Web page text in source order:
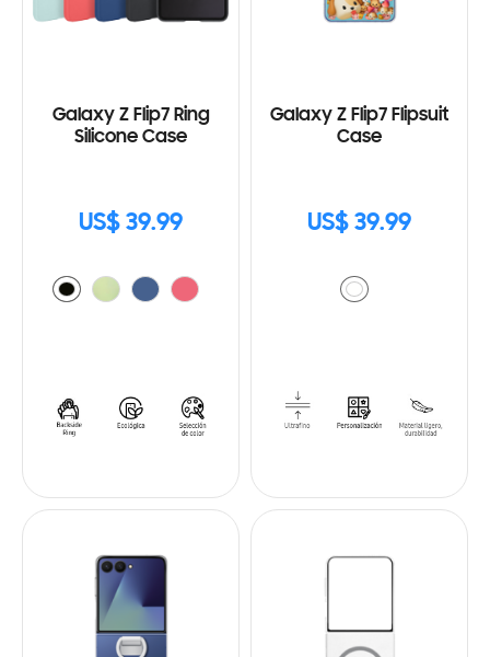
Galaxy Z Flip7 Ring
Silicone Case
US$ 39.99
Galaxy Z Flip7 Flipsuit
Case
US$ 39.99